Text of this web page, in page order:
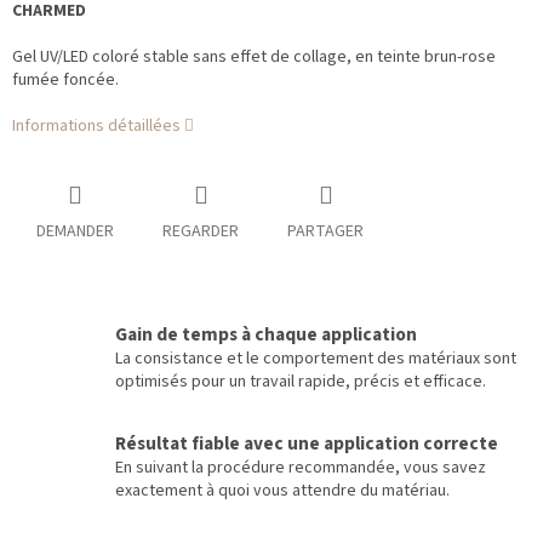
CHARMED
Gel UV/LED coloré stable sans effet de collage, en teinte brun-rose
fumée foncée.
Informations détaillées
DEMANDER REGARDER PARTAGER
Gain de temps à chaque application
La consistance et le comportement des matériaux sont
optimisés pour un travail rapide, précis et efficace.
Résultat fiable avec une application correcte
En suivant la procédure recommandée, vous savez
exactement à quoi vous attendre du matériau.